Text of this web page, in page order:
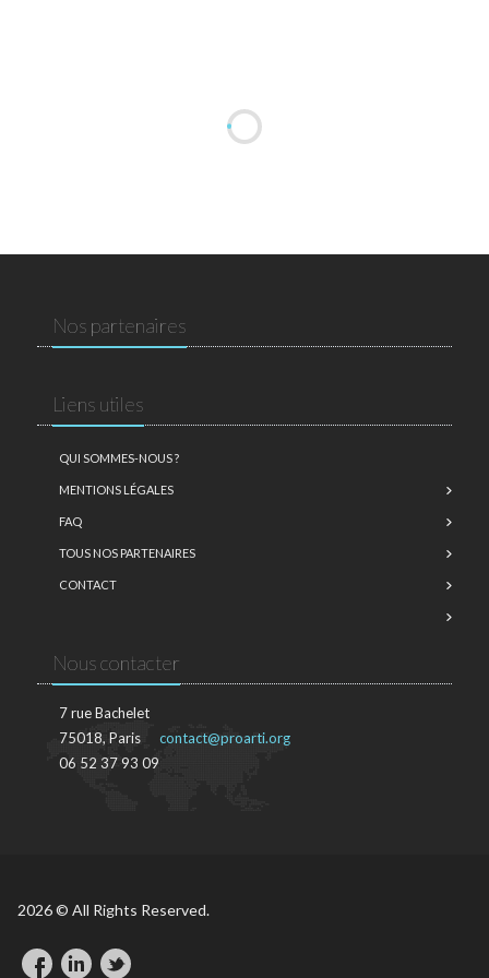
Nos partenaires
Liens utiles
QUI SOMMES-NOUS ?
MENTIONS LÉGALES
FAQ
TOUS NOS PARTENAIRES
CONTACT
Nous contacter
7 rue Bachelet
75018, Paris
06 52 37 93 09
contact@proarti.org
2026 © All Rights Reserved.